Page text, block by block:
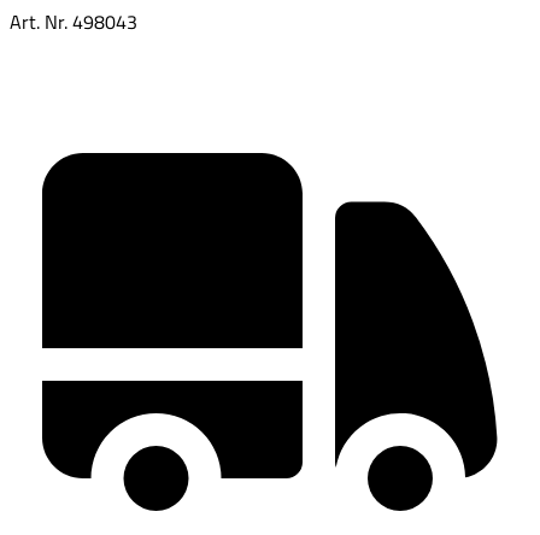
Art. Nr.498043